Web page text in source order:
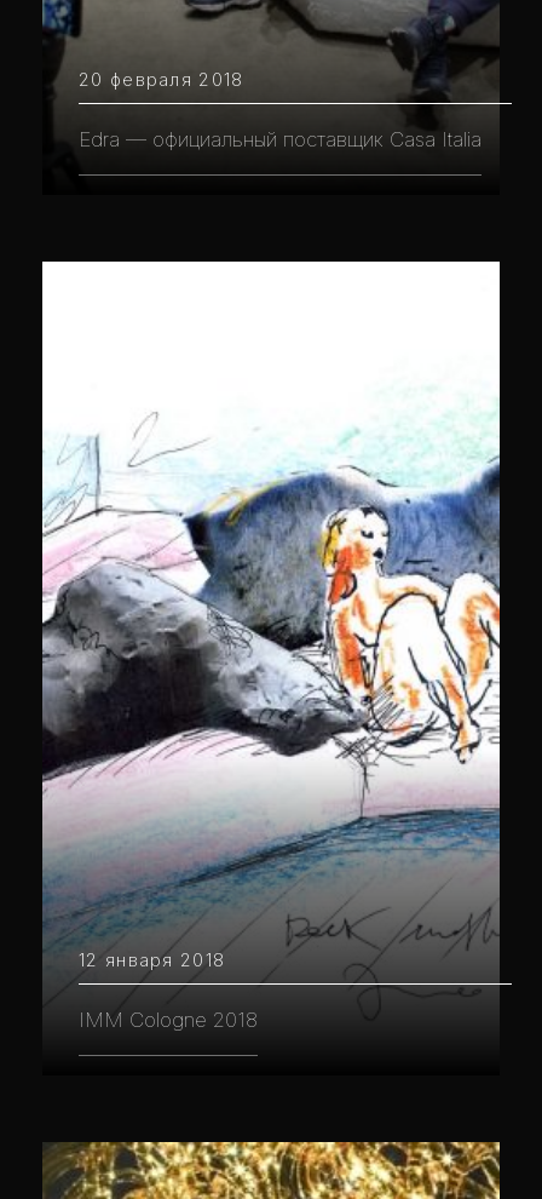
20 февраля 2018
Edra — официальный поставщик Casa Italia
12 января 2018
IMM Cologne 2018